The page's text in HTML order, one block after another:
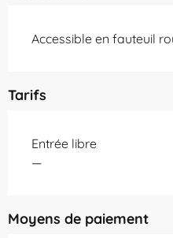
Accessible en fauteuil
Tarifs
Entrée libre
—
Moyens de paiement